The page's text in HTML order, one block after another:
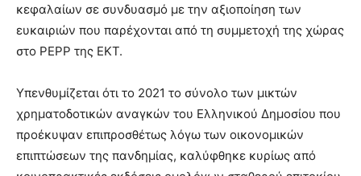
κεφαλαίων σε συνδυασμό με την αξιοποίηση των
ευκαιριών που παρέχονται από τη συμμετοχή της χώρας
στο PEPP της ΕΚΤ.
Υπενθυμίζεται ότι το 2021 το σύνολο των μικτών
χρηματοδοτικών αναγκών του Ελληνικού Δημοσίου που
προέκυψαν επιπροσθέτως λόγω των οικονομικών
επιπτώσεων της πανδημίας, καλύφθηκε κυρίως από